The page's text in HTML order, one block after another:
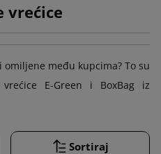
vrećice
među kupcima? To su
E-Green i BoxBag iz
Sortiraj